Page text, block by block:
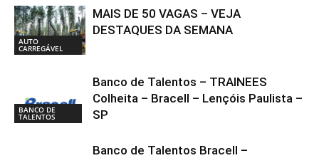
AUTO
CARREGÁVEL
MAIS DE 50 VAGAS – VEJA
DESTAQUES DA SEMANA
BANCO DE
TALENTOS
Banco de Talentos – TRAINEES
Colheita – Bracell – Lençóis Paulista –
SP
Banco de Talentos Bracell –